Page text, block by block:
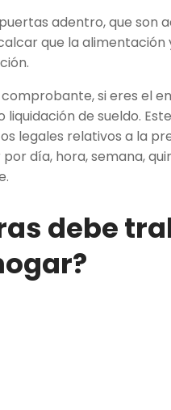
adentro, que son
que la
si eres el
de sueldo.
legales relativos a la
día, hora, semana,
debe